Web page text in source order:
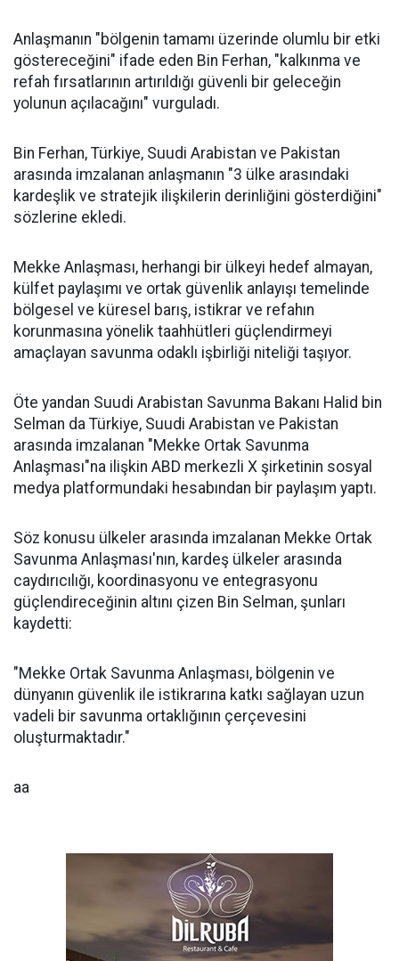
Anlaşmanın "bölgenin tamamı üzerinde olumlu bir etki
göstereceğini" ifade eden Bin Ferhan, "kalkınma ve
refah fırsatlarının artırıldığı güvenli bir geleceğin
yolunun açılacağını" vurguladı.
Bin Ferhan, Türkiye, Suudi Arabistan ve Pakistan
arasında imzalanan anlaşmanın "3 ülke arasındaki
kardeşlik ve stratejik ilişkilerin derinliğini gösterdiğini"
sözlerine ekledi.
Mekke Anlaşması, herhangi bir ülkeyi hedef almayan,
külfet paylaşımı ve ortak güvenlik anlayışı temelinde
bölgesel ve küresel barış, istikrar ve refahın
korunmasına yönelik taahhütleri güçlendirmeyi
amaçlayan savunma odaklı işbirliği niteliği taşıyor.
Öte yandan Suudi Arabistan Savunma Bakanı Halid bin
Selman da Türkiye, Suudi Arabistan ve Pakistan
arasında imzalanan "Mekke Ortak Savunma
Anlaşması"na ilişkin ABD merkezli X şirketinin sosyal
medya platformundaki hesabından bir paylaşım yaptı.
Söz konusu ülkeler arasında imzalanan Mekke Ortak
Savunma Anlaşması'nın, kardeş ülkeler arasında
caydırıcılığı, koordinasyonu ve entegrasyonu
güçlendireceğinin altını çizen Bin Selman, şunları
kaydetti:
"Mekke Ortak Savunma Anlaşması, bölgenin ve
dünyanın güvenlik ile istikrarına katkı sağlayan uzun
vadeli bir savunma ortaklığının çerçevesini
oluşturmaktadır."
aa